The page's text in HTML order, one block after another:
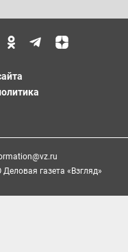
газета «Взгляд»